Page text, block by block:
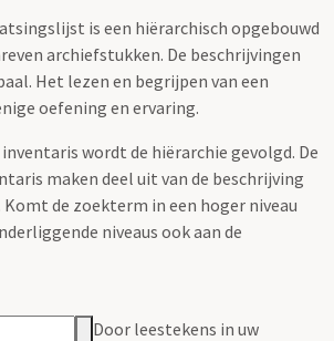
is een hiërarchisch opgebouwd
archiefstukken. De beschrijvingen
Het lezen en begrijpen van een
oefening en ervaring.
wordt de hiërarchie gevolgd. De
maken deel uit van de beschrijving
Komt de zoekterm in een hoger niveau
niveaus ook aan de
Door leestekens in uw